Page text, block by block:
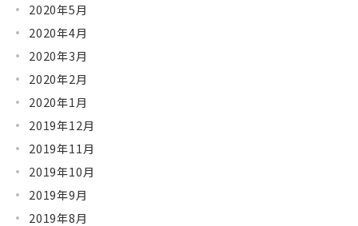
2020年5月
2020年4月
2020年3月
2020年2月
2020年1月
2019年12月
2019年11月
2019年10月
2019年9月
2019年8月